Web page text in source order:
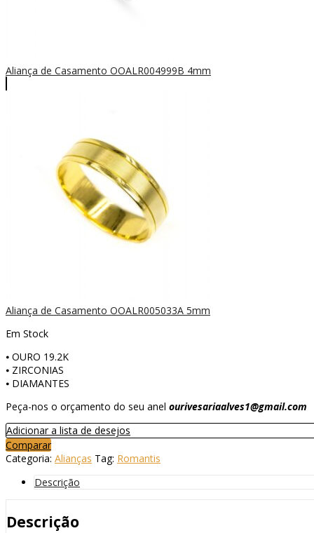
Aliança de Casamento OOALR004999B 4mm
Aliança de Casamento OOALR005033A 5mm
Em Stock
⦁ OURO 19.2K
⦁ ZIRCONIAS
⦁ DIAMANTES
Peça-nos o orçamento do seu anel ourivesariaalves1@gmail.com
Adicionar a lista de desejos
Comparar
Categoria: Alianças Tag: Romantis
Descrição
Descrição